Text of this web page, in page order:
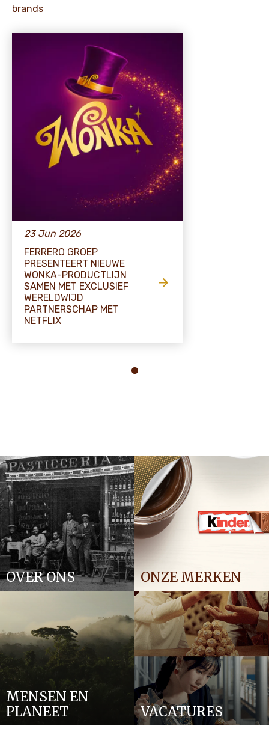
brands
23 Jun 2026
FERRERO GROEP
PRESENTEERT NIEUWE
WONKA-PRODUCTLIJN
SAMEN MET EXCLUSIEF
WERELDWIJD
PARTNERSCHAP MET
NETFLIX
OVER ONS ONZE MERKEN
MENSEN EN
PLANEET
VACATURES